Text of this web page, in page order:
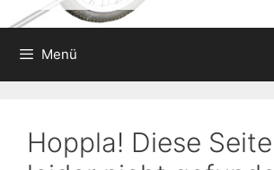
Menü
Hoppla! Diese